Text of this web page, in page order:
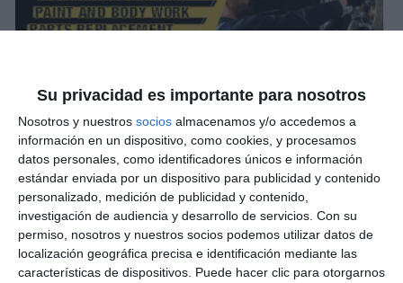
Su privacidad es importante para nosotros
Nosotros y nuestros socios almacenamos y/o accedemos a
información en un dispositivo, como cookies, y procesamos
datos personales, como identificadores únicos e información
estándar enviada por un dispositivo para publicidad y contenido
personalizado, medición de publicidad y contenido,
investigación de audiencia y desarrollo de servicios. Con su
permiso, nosotros y nuestros socios podemos utilizar datos de
localización geográfica precisa e identificación mediante las
características de dispositivos. Puede hacer clic para otorgarnos